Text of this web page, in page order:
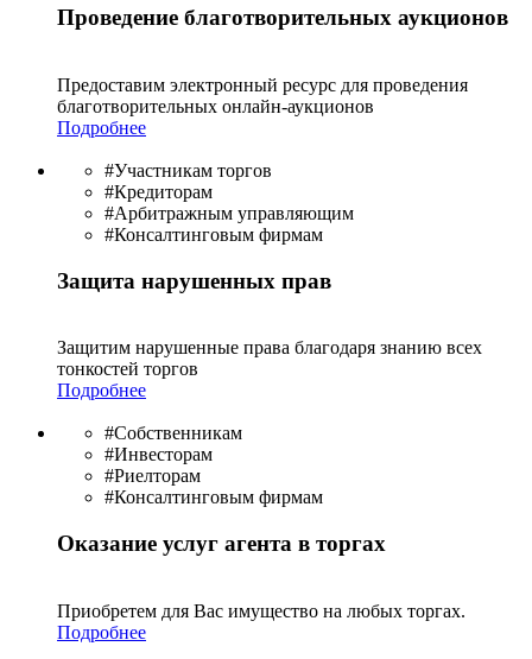
Проведение благотворительных аукционов
Предоставим электронный ресурс для проведения
благотво­рительных онлайн-аукционов
Подробнее
#Участникам торгов
#Кредиторам
#Арбитражным управляющим
#Консалтинговым фирмам
Защита нарушенных прав
Защитим нарушенные права благодаря знанию всех
тонкостей торгов
Подробнее
#Собственникам
#Инвесторам
#Риелторам
#Консалтинговым фирмам
Оказание услуг агента в торгах
Приобретем для Вас имущество на любых торгах.
Подробнее